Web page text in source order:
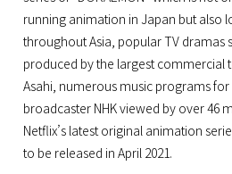
running animation in Japan but also
throughout Asia, popular TV dramas
produced by the largest commercial
Asahi, numerous music programs for
broadcaster NHK viewed by over 46
Netflix’s latest original animation
to be released in April 2021.